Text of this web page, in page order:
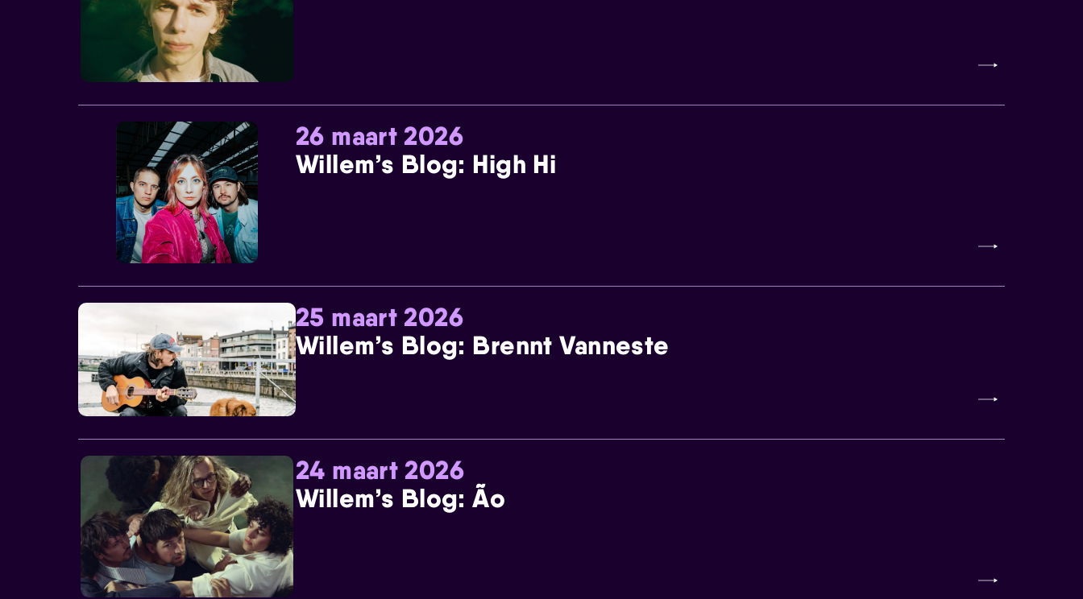
26 maart 2026
Willem’s Blog: High Hi
25 maart 2026
Willem’s Blog: Brennt Vanneste
24 maart 2026
Willem’s Blog: Ão